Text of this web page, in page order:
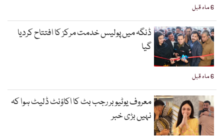
6 ماہ قبل
6 ماہ قبل
ڈنگہ میں پولیس خدمت مرکز کا افتتاح کردیا
گیا
معروف یوٹیوبر رجب بٹ کا اکاؤنٹ ڈلیٹ ہوا کہ
نہیں بڑی خبر